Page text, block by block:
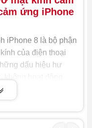
ứng iPhone
iPhone 8 là bộ phận
của điện thoại
dấu hiệu hư
đến trung tâm sửa
kính cảm ứng, tránh
của máy và đảm bảo
hợp bạn nên thay